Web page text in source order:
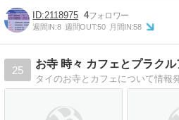
2118975 4
週間IN:8 週間OUT:50 月間IN:58
25
お寺 時々 カフェとプラクル